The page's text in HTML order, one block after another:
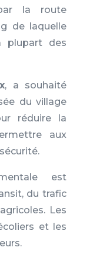
la route
de laquelle
plupart des
, a souhaité
du village
réduire la
aux
est
du trafic
Les
et les